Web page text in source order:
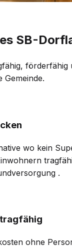
SB-
förderfähig
wo kein
.
ohne